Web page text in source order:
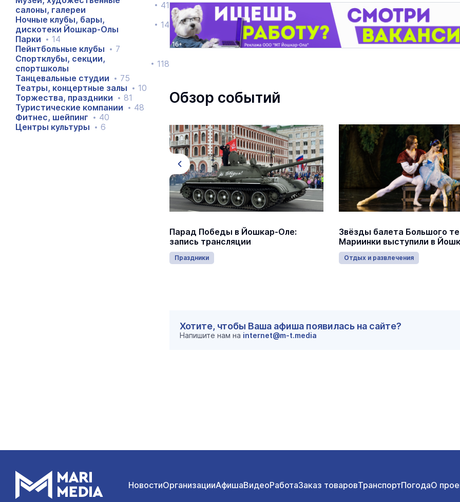
салоны, галереи
41
Ночные клубы, бары,
дискотеки Йошкар-Олы
14
Парки
14
Пейнтбольные клубы
7
Спортклубы, секции,
спортшколы
118
Танцевальные студии
75
Театры, концертные залы
10
Торжества, праздники
81
Туристические компании
48
Фитнес, шейпинг
40
Центры культуры
6
Обзор событий
Парад Победы в Йошкар-Оле:
запись трансляции
Праздники
Звёзды балета Большого
Мариинки выступили в
Отдых и развлечения
Хотите, чтобы Ваша афиша появилась на сайте?
Напишите нам на internet@m-t.media
НовостиОрганизацииАфишаВидеоРаботаЗаказ товаровТранспортПогодаО